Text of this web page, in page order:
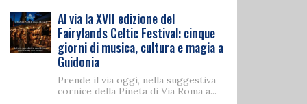
Al via la XVII edizione del
Fairylands Celtic Festival: cinque
giorni di musica, cultura e magia a
Guidonia
Prende il via oggi, nella suggestiva
cornice della Pineta di Via Roma a...